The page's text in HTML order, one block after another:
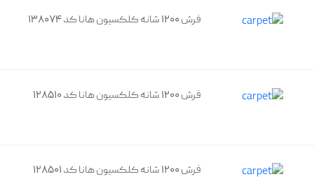
فرش 1200 شانه کلکسیون هانا کد 138074
فرش 1200 شانه کلکسیون هانا کد 128510
فرش 1200 شانه کلکسیون هانا کد 128501